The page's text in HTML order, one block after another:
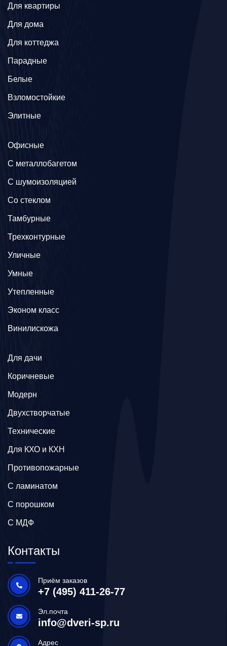
Для квартиры
Для дома
Для коттеджа
Парадные
Белые
Взломостойкие
Элитные
Офисные
C металлобагетом
С шумоизоляцией
Со стеклом
Тамбурные
Трехконтурные
Уличные
Умные
Утепленные
Эконом класс
Винилискожа
Для дачи
Коричневые
Модерн
Двухстворчатые
Технические
Для КХО и КХН
Противопожарные
С ламинатом
С порошком
С МДФ
Контакты
Приём заказов
+7 (495) 411-26-77
Эл.почта
info@dveri-sp.ru
Адрес